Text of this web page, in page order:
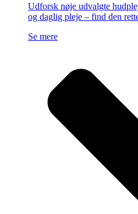
Udforsk nøje udvalgte
og daglig pleje – find den
Se mere